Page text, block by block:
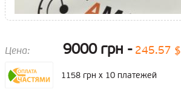
Цена: 9000 грн 245.57 $
1158 грн x 10 платежей